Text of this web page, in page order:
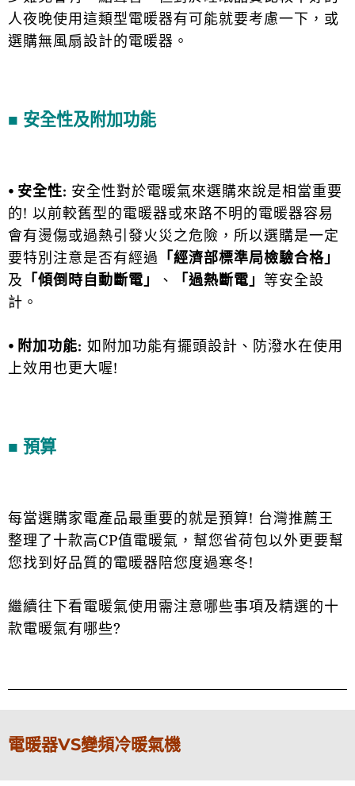
人夜晚使用這類型電暖器有可能就要考慮一下，或
選購無風扇設計的電暖器。
■ 安全性及附加功能
⦁ 安全性: 安全性對於電暖氣來選購來說是相當重要
的! 以前較舊型的電暖器或來路不明的電暖器容易
會有燙傷或過熱引發火災之危險，所以選購是一定
要特別注意是否有經過 「經濟部標準局檢驗合格」
及 「傾倒時自動斷電」 、 「過熱斷電」 等安全設
計。
⦁ 附加功能: 如附加功能有擺頭設計、防潑水在使用
上效用也更大喔!
■ 預算
每當選購家電產品最重要的就是預算! 台灣推薦王
整理了十款高CP值電暖氣，幫您省荷包以外更要幫
您找到好品質的電暖器陪您度過寒冬!
繼續往下看電暖氣使用需注意哪些事項及精選的十
款電暖氣有哪些?
電暖器VS變頻冷暖氣機